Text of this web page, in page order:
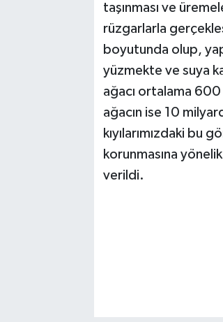
taşınması ve
rüzgarlarla
boyutunda olup,
yüzmekte ve suya
ağacı ortalama 600
ağacın ise 10
kıyılarımızdaki
korunmasına
verildi.